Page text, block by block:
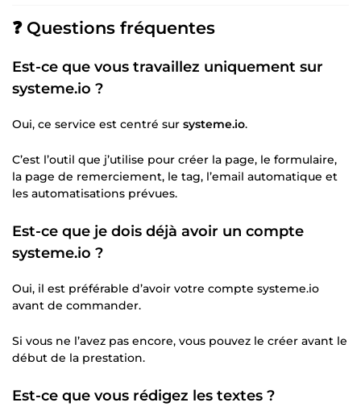
❓ Questions fréquentes
Est-ce que vous travaillez uniquement sur
systeme.io ?
Oui, ce service est centré sur systeme.io.
C’est l’outil que j’utilise pour créer la page, le formulaire,
la page de remerciement, le tag, l’email automatique et
les automatisations prévues.
Est-ce que je dois déjà avoir un compte
systeme.io ?
Oui, il est préférable d’avoir votre compte systeme.io
avant de commander.
Si vous ne l’avez pas encore, vous pouvez le créer avant le
début de la prestation.
Est-ce que vous rédigez les textes ?